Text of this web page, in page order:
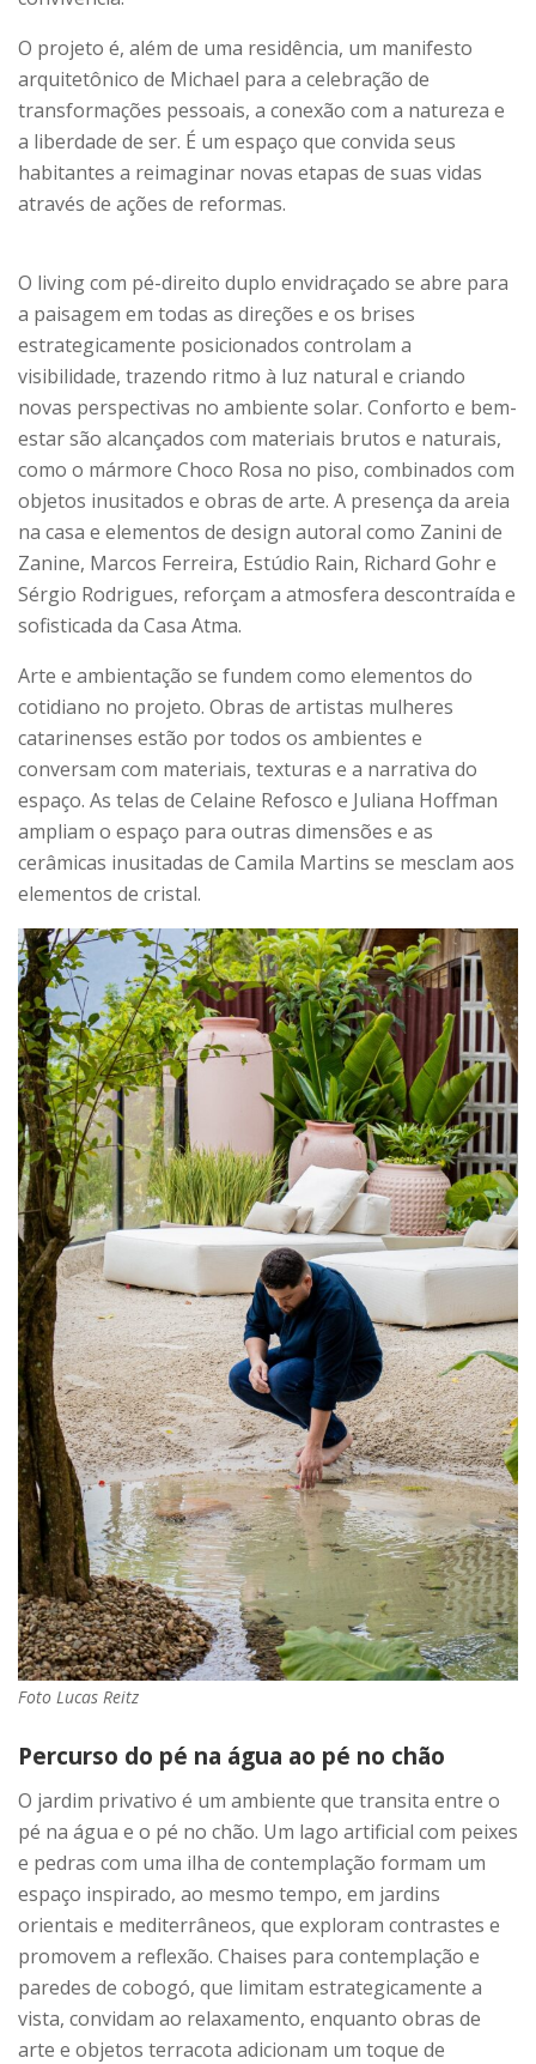
O projeto é, além de uma residência, um manifesto
arquitetônico de Michael para a celebração de
transformações pessoais, a conexão com a natureza e
a liberdade de ser. É um espaço que convida seus
habitantes a reimaginar novas etapas de suas vidas
através de ações de reformas.
O living com pé-direito duplo envidraçado se abre para
a paisagem em todas as direções e os brises
estrategicamente posicionados controlam a
visibilidade, trazendo ritmo à luz natural e criando
novas perspectivas no ambiente solar. Conforto e bem-
estar são alcançados com materiais brutos e naturais,
como o mármore Choco Rosa no piso, combinados com
objetos inusitados e obras de arte. A presença da areia
na casa e elementos de design autoral como Zanini de
Zanine, Marcos Ferreira, Estúdio Rain, Richard Gohr e
Sérgio Rodrigues, reforçam a atmosfera descontraída e
sofisticada da Casa Atma.
Arte e ambientação se fundem como elementos do
cotidiano no projeto. Obras de artistas mulheres
catarinenses estão por todos os ambientes e
conversam com materiais, texturas e a narrativa do
espaço. As telas de Celaine Refosco e Juliana Hoffman
ampliam o espaço para outras dimensões e as
cerâmicas inusitadas de Camila Martins se mesclam aos
elementos de cristal.
Foto Lucas Reitz
Percurso do pé na água ao pé no chão
O jardim privativo é um ambiente que transita entre o
pé na água e o pé no chão. Um lago artificial com peixes
e pedras com uma ilha de contemplação formam um
espaço inspirado, ao mesmo tempo, em jardins
orientais e mediterrâneos, que exploram contrastes e
promovem a reflexão. Chaises para contemplação e
paredes de cobogó, que limitam estrategicamente a
vista, convidam ao relaxamento, enquanto obras de
arte e objetos terracota adicionam um toque de